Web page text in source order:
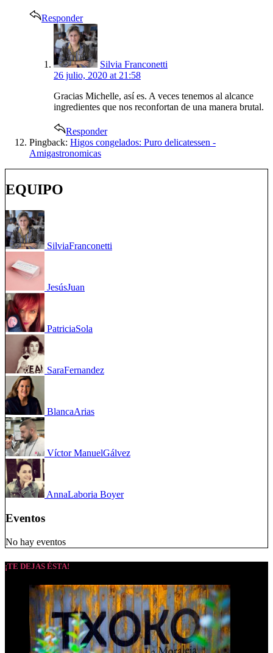
Responder
says:
Silvia Franconetti
26 julio, 2020 at 21:58
Gracias Michelle, así es. A veces tenemos al alcance
ingredientes que nos reconfortan de una manera brutal.
Responder
Pingback: Higos congelados: Puro delicatessen -
Amigastronomicas
EQUIPO
SilviaFranconetti
JesúsJuan
PatriciaSola
SaraFernandez
BlancaArias
Víctor ManuelGálvez
AnnaLaboria Boyer
Eventos
No hay eventos
¡TE DEJAS ÉSTA!